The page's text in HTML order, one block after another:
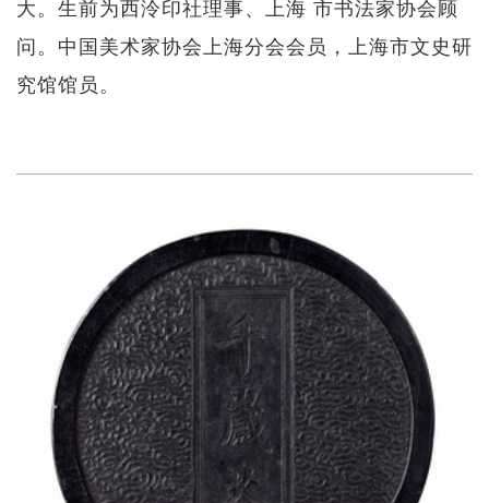
大。生前为西泠印社理事、上海 市书法家协会顾
问。中国美术家协会上海分会会员，上海市文史研
究馆馆员。